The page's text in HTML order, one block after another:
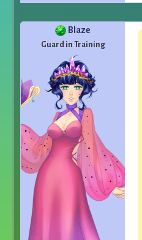
Blaze
Guard in Training